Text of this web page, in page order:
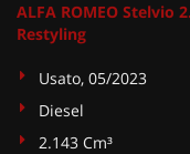
ALFA ROMEO Stelvio
Restyling
Usato, 05/2023
Diesel
2.143 Cm³